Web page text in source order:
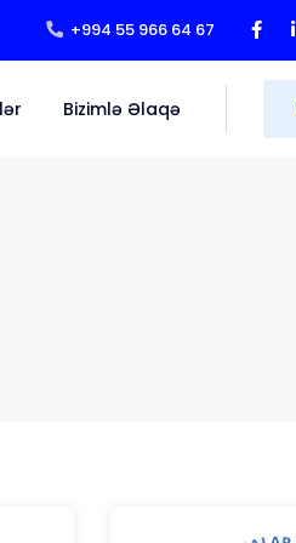
+994 55 966 64 67
Bizimlə Əlaqə